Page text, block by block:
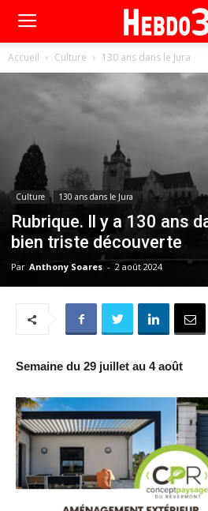
Accueil Culture 130 ans dans le Jura
Culture 130 ans dans le Jura
Rubrique. Il y a 130 ans
bien triste découverte
Par Anthony Soares - 2 août 2024
Semaine du 29 juillet au 4 août